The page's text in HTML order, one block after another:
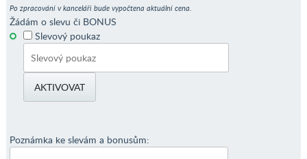
Po zpracování v kanceláři bude vypočtena aktuální cena.
Žádám o slevu či BONUS
Slevový poukaz
Poznámka ke slevám a bonusům: